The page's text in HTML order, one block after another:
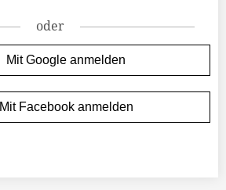
oder
Mit Google anmelden
Mit Facebook anmelden